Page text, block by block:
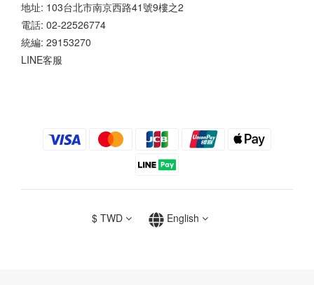
地址: 103台北市南京西路41號9樓之2
電話: 02-22526774
統編: 29153270
LINE客服
$ TWD English